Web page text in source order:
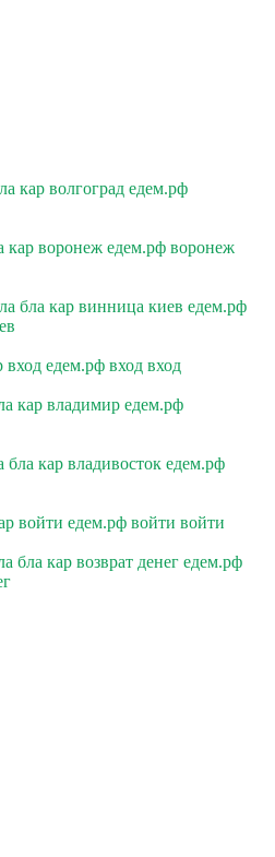
кар волгоград едем.рф
кар воронеж едем.рф воронеж
бла кар винница киев едем.рф
вход едем.рф вход вход
кар владимир едем.рф
бла кар владивосток едем.рф
войти едем.рф войти войти
бла кар возврат денег едем.рф